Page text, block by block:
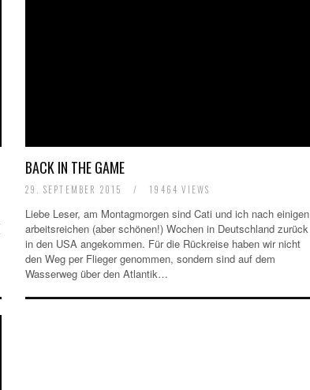
BACK IN THE GAME
29. SEPTEMBER 2015 / 19464 VIEWS
Liebe Leser, am Montagmorgen sind Cati und ich nach einigen
arbeitsreichen (aber schönen!) Wochen in Deutschland zurück
in den USA angekommen. Für die Rückreise haben wir nicht
den Weg per Flieger genommen, sondern sind auf dem
Wasserweg über den Atlantik…